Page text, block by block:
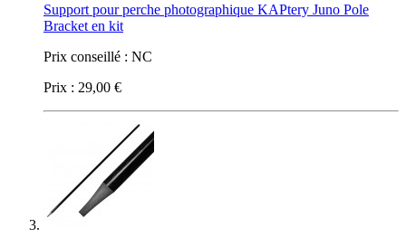
Support pour perche photographique KAPtery Juno Pole
Bracket en kit
Prix conseillé : NC
Prix : 29,00 €